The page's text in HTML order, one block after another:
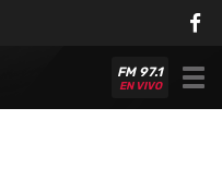
FM 97.1
EN VIVO